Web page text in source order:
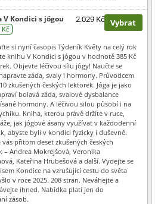
Kondici s jógou
2.029 Kč Vybrat
si nyní časopis Týdeník Květy na celý rok
knihu V Kondici s jógou v hodnotě 385 Kč
Objevte léčivou sílu jógy! Naučte se
záda, svaly i hormony. Průvodcem
zkušených českých lektorek. Jóga je jako
bolavá záda, svalové dysbalance
hormony. A léčivou silou působí i na
Kniha, kterou právě držíte v ruce,
jak jógové ásany využívat v každodenní
abyste byli v kondici fyzicky i duševně.
vás přitom deset zkušených českých
– Andrea Mokrejšová, Veronika
Kateřina Hrubešová a další. Vydejte se
Kondice na vzrušující cestu do světa
v roce 2025. 208 stran. Neváhejte a
ihned. Nabídka platí jen do
zásob.